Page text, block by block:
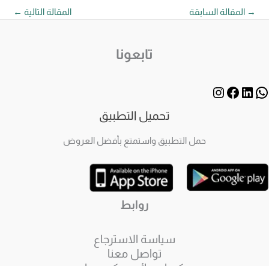
→ المقالة السابقة المقالة التالية ←
تابعونا
تحميل التطبيق
حمل التطبيق واستمتع بأفضل العروض
روابط
سياسة الاسترجاع
تواصل معنا